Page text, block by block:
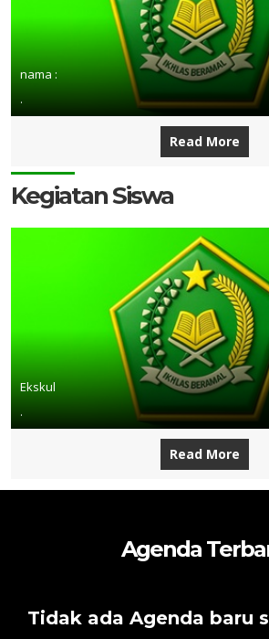
nama :
.
Read More
Kegiatan Siswa
Ekskul
.
Read More
Agenda
Tidak ada Agenda baru